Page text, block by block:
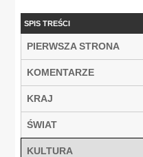
SPIS TREŚCI
PIERWSZA STRONA
KOMENTARZE
KRAJ
ŚWIAT
KULTURA